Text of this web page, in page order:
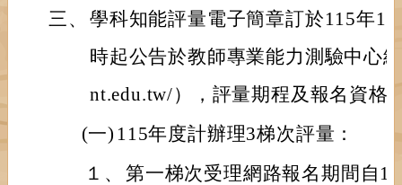
三、 學科知能評量電子簡章訂於115年1
時起公告於教師專業能力測驗中心
nt.edu.tw/），評量期程及報名資格
(一) 115年度計辦理3梯次評量：
１、 第一梯次受理網路報名期間自